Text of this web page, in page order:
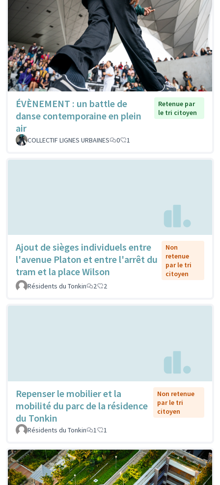
ÉVÈNEMENT : un battle de
danse contemporaine en plein
air
Retenue par
le tri citoyen
COLLECTIF LIGNES URBAINES 0 1
Ajout de sièges individuels entre
l'avenue Platon et entre l'arrêt du
tram et la place Wilson
Non
retenue
par le tri
citoyen
Résidents du Tonkin
2 2
Repenser le mobilier et la
mobilité du parc de la résidence
du Tonkin
Non retenue
par le tri
citoyen
Résidents du Tonkin 1 1